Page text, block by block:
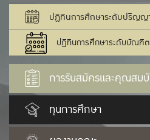
ปฏิทินการศึกษาระดับปริญญ
ปฏิทินการศึกษาระดับบัณฑิ
การรับสมัครและคุณสม
ทุนการศึกษา